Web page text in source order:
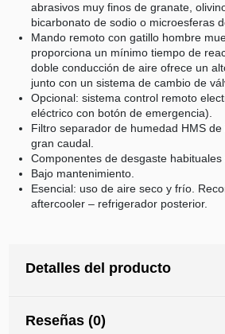
abrasivos muy finos de granate,
bicarbonato de sodio o microesferas
Mando remoto con gatillo hombre
proporciona un mínimo tiempo de
doble conducción de aire ofrece un
junto con un sistema de cambio de
Opcional: sistema control remoto
eléctrico con botón de emergencia).
Filtro separador de humedad HMS
gran caudal.
Componentes de desgaste habituales
Bajo mantenimiento.
Esencial: uso de aire seco y frío.
aftercooler – refrigerador posterior.
Detalles del producto
Reseñas (0)